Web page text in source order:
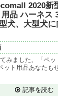
2020新
品 ハーネス
犬、大型犬
みました。「ペ
ト用品あなたも
記事を読む